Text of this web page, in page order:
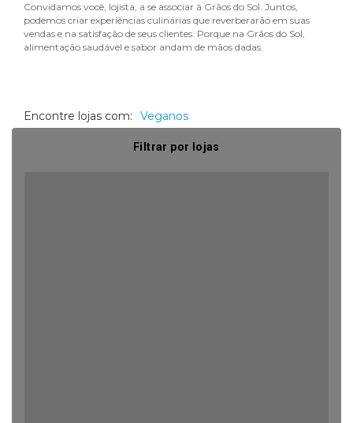
Convidamos você, lojista, a se associar à Grãos do Sol. Juntos,
podemos criar experiências culinárias que reverberarão em suas
vendas e na satisfação de seus clientes. Porque na Grãos do Sol,
alimentação saudável e sabor andam de mãos dadas.
Encontre lojas com: Veganos